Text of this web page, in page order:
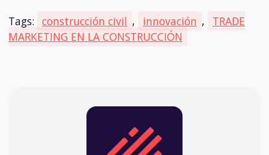
Tags: construcción civil , innovación ,
TRADE
MARKETING EN LA CONSTRUCCIÓN